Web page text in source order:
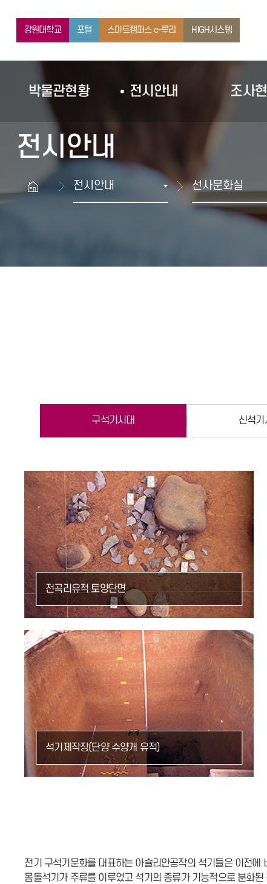
강원대학교 포털 스마트캠퍼스 e-루리 HIGH시스템
박물관현황 전시안내 조사
전시안내
전시안내 선사문화실
구석기시대 신석기
전곡리유적 토양단면
석기제작장(단양 수양개 유적)
전기 구석기문화를 대표하는 아슐리안공작의 석기들은 이전
몸돌석기가 주류를 이루었고 석기의 종류가 기능적으로 분화